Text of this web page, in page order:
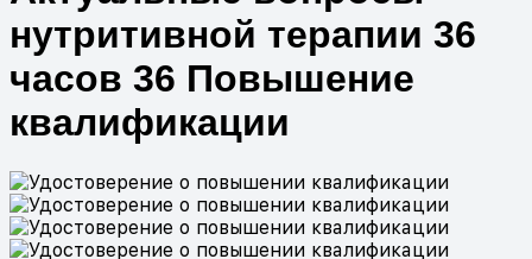
нутритивной терапии 36
часов 36 Повышение
квалификации